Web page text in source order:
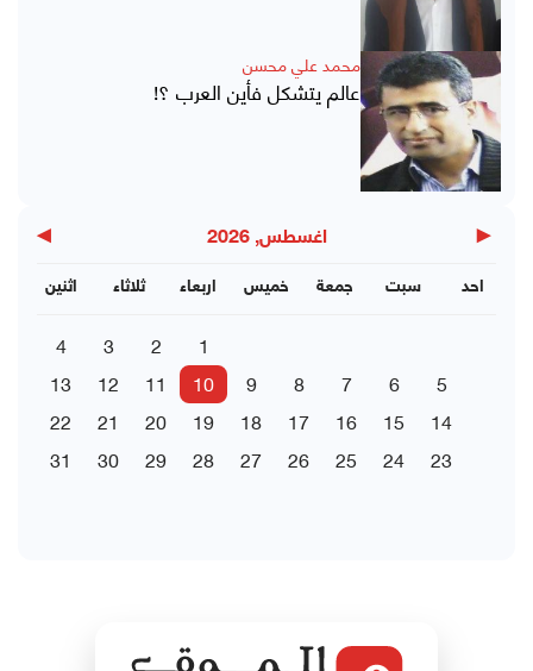
محمد علي محسن
عالم يتشكل فأين العرب ؟!
◀ اغسطس, 2026 ▶
اثنين ثلاثاء اربعاء خميس جمعة سبت احد
1
2
3
4
5
6
7
8
9
10
11
12
13
14
15
16
17
18
19
20
21
22
23
24
25
26
27
28
29
30
31